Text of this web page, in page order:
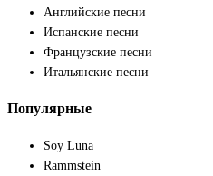
Английские песни
Испанские песни
Французские песни
Итальянские песни
Популярные
Soy Luna
Rammstein